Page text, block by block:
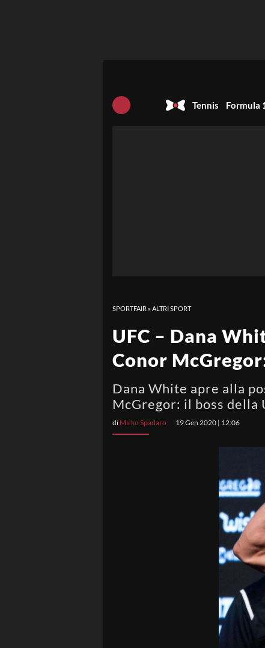
Tennis Formula 1
SPORTFAIR »ALTRI SPORT
UFC – Dana
Conor
Dana White apre alla
McGregor: il boss della
di Mirko Spadaro 19 Gen 2020 | 12:06